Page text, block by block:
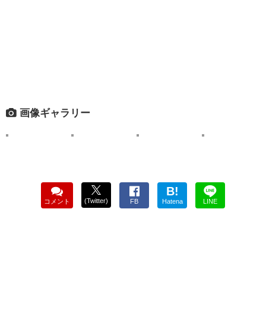
画像ギャラリー
コメント (Twitter) FB
B!
Hatena LINE